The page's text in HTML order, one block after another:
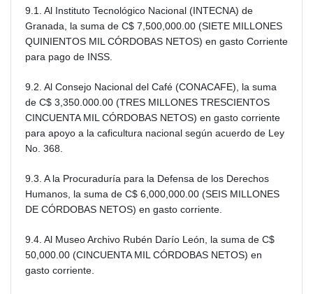
9.1. Al Instituto Tecnológico Nacional (INTECNA) de
Granada, la suma de C$ 7,500,000.00 (SIETE MILLONES
QUINIENTOS MIL CÓRDOBAS NETOS) en gasto Corriente
para pago de INSS.
9.2. Al Consejo Nacional del Café (CONACAFE), la suma
de C$ 3,350.000.00 (TRES MILLONES TRESCIENTOS
CINCUENTA MIL CÓRDOBAS NETOS) en gasto corriente
para apoyo a la caficultura nacional según acuerdo de Ley
No. 368.
9.3. A la Procuraduría para la Defensa de los Derechos
Humanos, la suma de C$ 6,000,000.00 (SEIS MILLONES
DE CÓRDOBAS NETOS) en gasto corriente.
9.4. Al Museo Archivo Rubén Darío León, la suma de C$
50,000.00 (CINCUENTA MIL CÓRDOBAS NETOS) en
gasto corriente.